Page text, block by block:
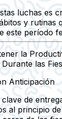
luchas es
y rutinas
este período
la
las
Anticipación
de
al principio